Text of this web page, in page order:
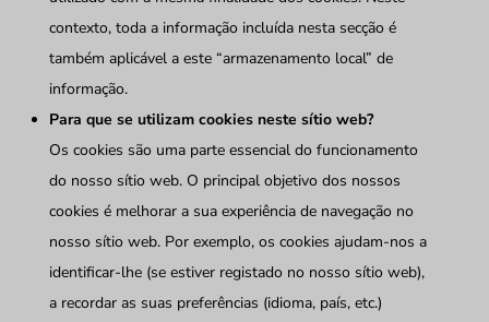
contexto, toda a informação incluída nesta secção é
também aplicável a este “armazenamento local” de
informação.
Para que se utilizam cookies neste sítio web?
Os cookies são uma parte essencial do funcionamento
do nosso sítio web. O principal objetivo dos nossos
cookies é melhorar a sua experiência de navegação no
nosso sítio web. Por exemplo, os cookies ajudam-nos a
identificar-lhe (se estiver registado no nosso sítio web),
a recordar as suas preferências (idioma, país, etc.)